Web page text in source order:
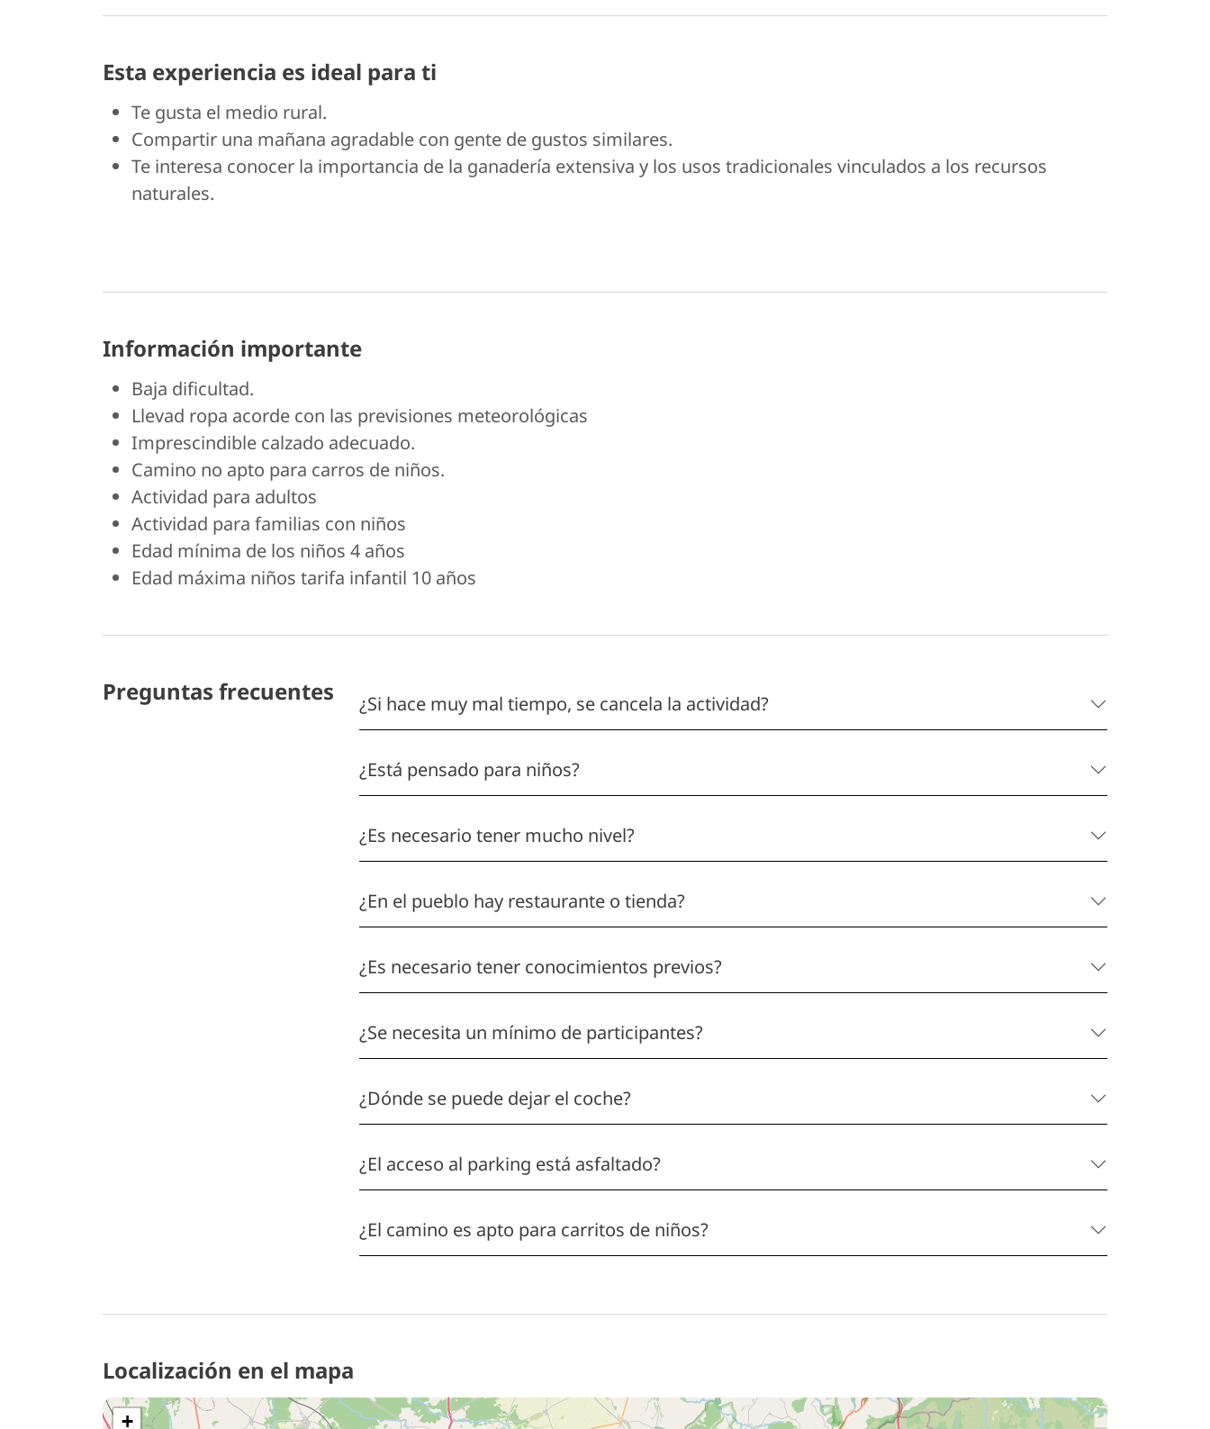
Esta experiencia es ideal para ti
Te gusta el medio rural.
Compartir una mañana agradable con gente de gustos similares.
Te interesa conocer la importancia de la ganadería extensiva y los usos tradicionales vinculados a los recursos
naturales.
Información importante
Baja dificultad.
Llevad ropa acorde con las previsiones meteorológicas
Imprescindible calzado adecuado.
Camino no apto para carros de niños.
Actividad para adultos
Actividad para familias con niños
Edad mínima de los niños 4 años
Edad máxima niños tarifa infantil 10 años
Preguntas frecuentes ¿Si hace muy mal tiempo, se cancela la actividad?
¿Está pensado para niños?
¿Es necesario tener mucho nivel?
¿En el pueblo hay restaurante o tienda?
¿Es necesario tener conocimientos previos?
¿Se necesita un mínimo de participantes?
¿Dónde se puede dejar el coche?
¿El acceso al parking está asfaltado?
¿El camino es apto para carritos de niños?
Localización en el mapa
+